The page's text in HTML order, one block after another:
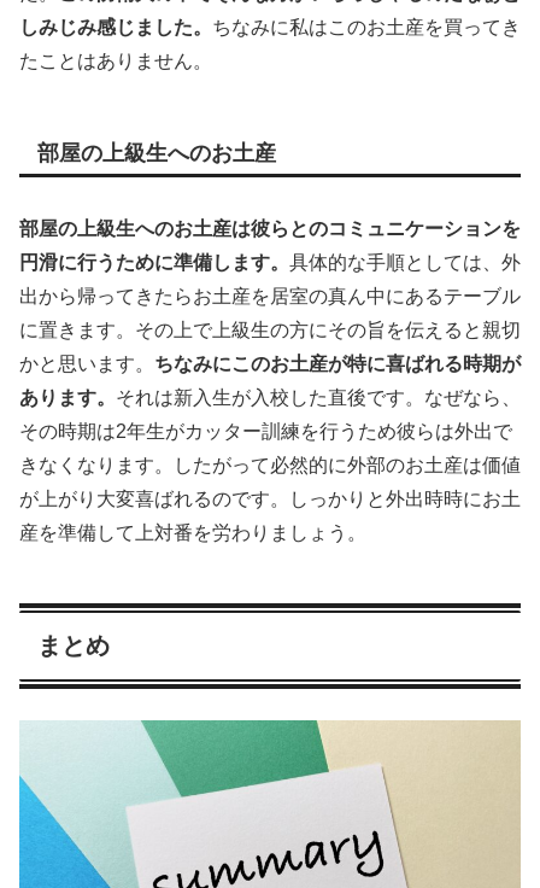
しみじみ感じました。 ちなみに私はこのお土産を買ってき
たことはありません。
部屋の上級生へのお土産
部屋の上級生へのお土産は彼らとのコミュニケーションを
円滑に行うために準備します。 具体的な手順としては、外
出から帰ってきたらお土産を居室の真ん中にあるテーブル
に置きます。その上で上級生の方にその旨を伝えると親切
かと思います。 ちなみにこのお土産が特に喜ばれる時期が
あります。 それは新入生が入校した直後です。なぜなら、
その時期は2年生がカッター訓練を行うため彼らは外出で
きなくなります。したがって必然的に外部のお土産は価値
が上がり大変喜ばれるのです。しっかりと外出時時にお土
産を準備して上対番を労わりましょう。
まとめ